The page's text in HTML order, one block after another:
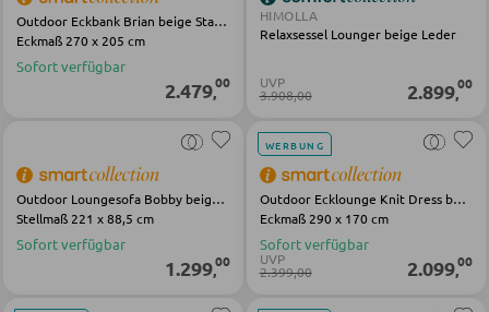
Badeinrichtungen
Badezimmerspiegel
Badaccessoires
GARDEROBEN
Garderobenpaneele
Garderobenleisten
Outdoor Eckbank Brian beige Stahl Stoff
Eckmaß 270 x 205 cm
Sofort verfügbar
2.479,00
HIMOLLA
Relaxsessel Lounger beige Leder
UVP
3.908,00 2.899,00
Outdoor Loungesofa Bobby beige Olefin Stahl
Stellmaß 221 x 88,5 cm
Sofort verfügbar
1.299,00
WERBUNG
Outdoor Ecklounge Knit Dress beige Polyester Stahl
Eckmaß 290 x 170 cm
Sofort verfügbar
UVP
2.399,00 2.099,00